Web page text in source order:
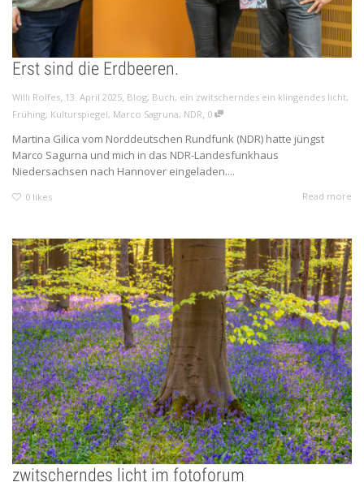
Erst sind die Erdbeeren.
Willi Rolfes 13. April 2025 Blog, Buch, ein zwitscherndes ein klingendes licht,
Frühing, Kulturspiegel, Marco Sagruna, NDR 0
Martina Gilica vom Norddeutschen Rundfunk (NDR) hatte jüngst
Marco Sagurna und mich in das NDR-Landesfunkhaus
Niedersachsen nach Hannover eingeladen....
0 likes Read more
zwitscherndes licht im fotoforum